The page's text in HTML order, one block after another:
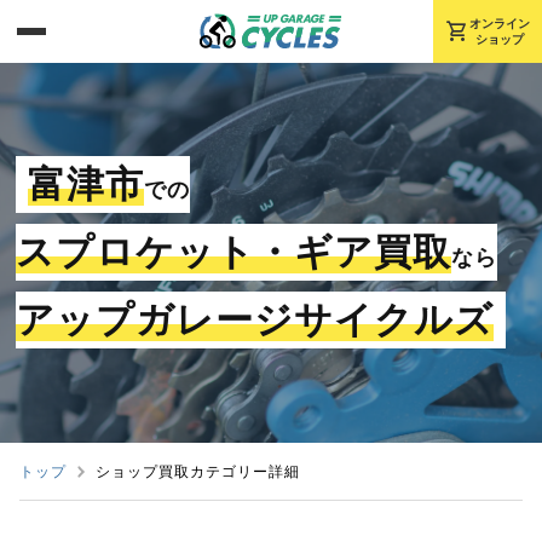
shopping_cart オンライン
ショップ
富津市での
スプロケット・ギア買取なら
アップガレージサイクルズ
トップ ショップ買取カテゴリー詳細